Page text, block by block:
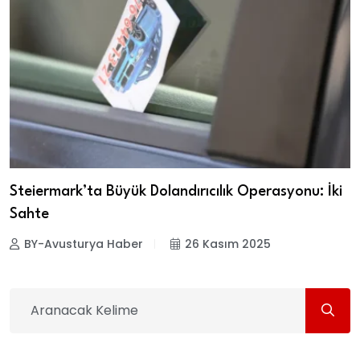
Steiermark’ta Büyük Dolandırıcılık Operasyonu: İki
Sahte
BY-Avusturya Haber 26 Kasım 2025